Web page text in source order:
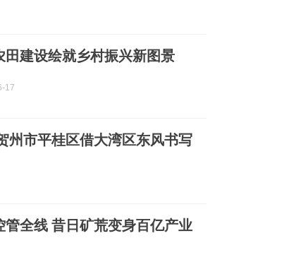
田建设绘就乡村振兴新图景
17
市平桂区借大湾区东风书写
管全线 昔日矿荒变身百亿产业